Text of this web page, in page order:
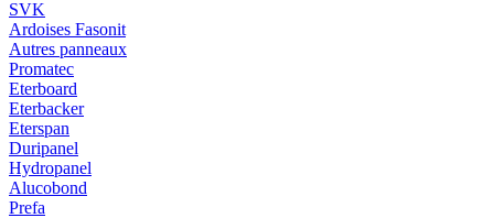
SVK
Ardoises Fasonit
Autres panneaux
Promatec
Eterboard
Eterbacker
Eterspan
Duripanel
Hydropanel
Alucobond
Prefa